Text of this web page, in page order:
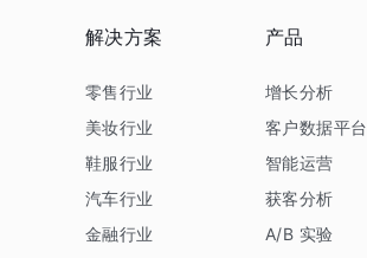
解决方案
零售行业
美妆行业
鞋服行业
汽车行业
金融行业
产品
增长分析
客户数据平台
智能运营
获客分析
A/B 实验